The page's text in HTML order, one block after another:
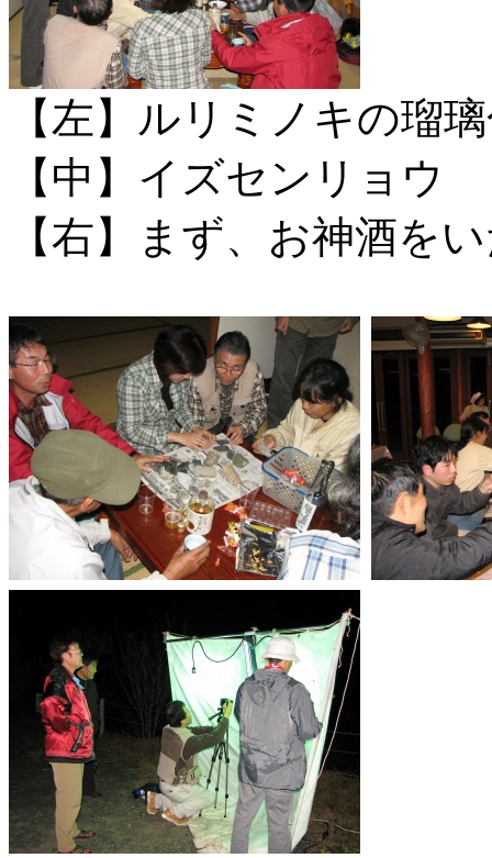
【左】ルリミノキの瑠
【中】イズセンリョウ
【右】まず、お神酒を